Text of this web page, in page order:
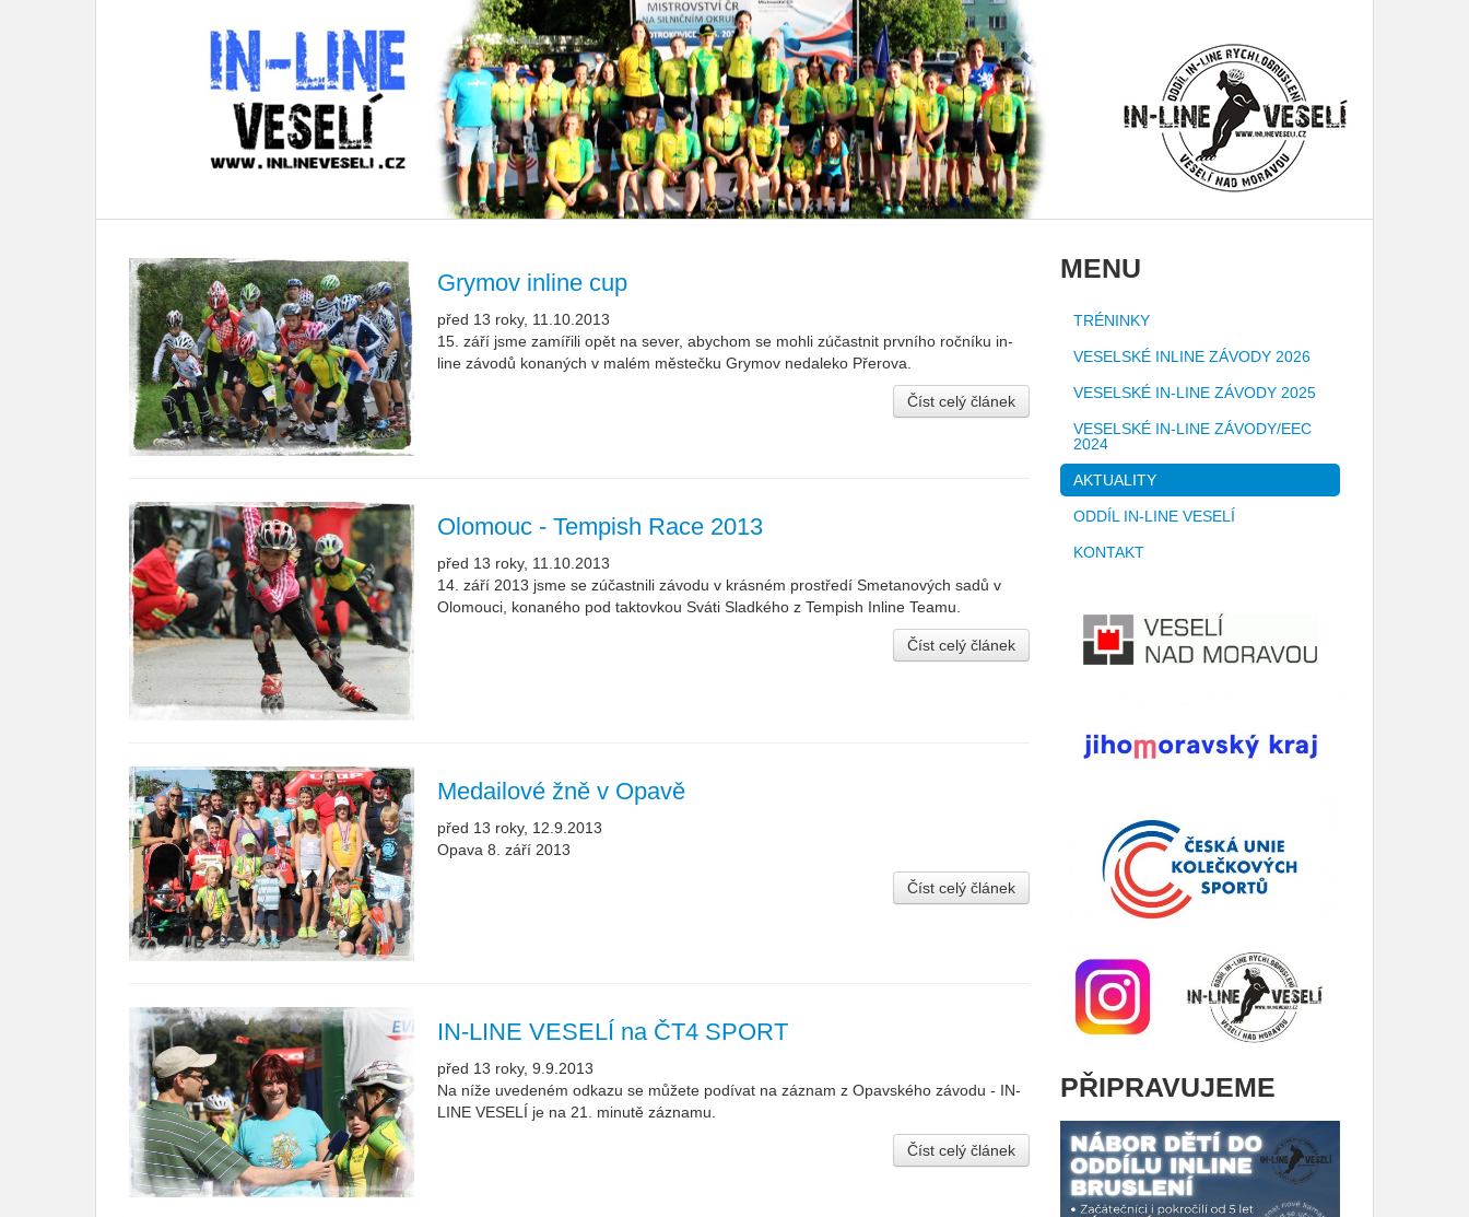
Grymov inline cup
před 13 roky, 11.10.2013
15. září jsme zamířili opět na sever, abychom se mohli zúčastnit prvního ročníku in-
line závodů konaných v malém městečku Grymov nedaleko Přerova.
Číst celý článek
Olomouc - Tempish Race 2013
před 13 roky, 11.10.2013
14. září 2013 jsme se zúčastnili závodu v krásném prostředí Smetanových sadů v
Olomouci, konaného pod taktovkou Sváti Sladkého z Tempish Inline Teamu.
Číst celý článek
Medailové žně v Opavě
před 13 roky, 12.9.2013
Opava 8. září 2013
Číst celý článek
IN-LINE VESELÍ na ČT4 SPORT
před 13 roky, 9.9.2013
Na níže uvedeném odkazu se můžete podívat na záznam z Opavského závodu - IN-
LINE VESELÍ je na 21. minutě záznamu.
Číst celý článek
MENU
TRÉNINKY
VESELSKÉ INLINE ZÁVODY 2026
VESELSKÉ IN-LINE ZÁVODY 2025
VESELSKÉ IN-LINE ZÁVODY/EEC
2024
AKTUALITY
ODDÍL IN-LINE VESELÍ
KONTAKT
PŘIPRAVUJEME